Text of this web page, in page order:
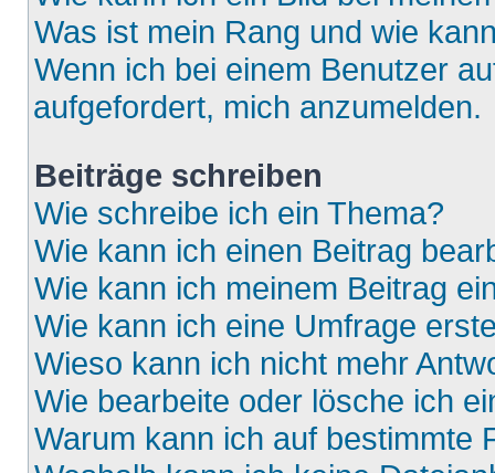
Was ist mein Rang und wie
Wenn ich bei einem Benutzer
aufgefordert, mich anzumelden.
Beiträge schreiben
Wie schreibe ich ein Thema?
Wie kann ich einen Beitrag
Wie kann ich meinem Beitrag
Wie kann ich eine Umfrage
Wieso kann ich nicht mehr
Wie bearbeite oder lösche ich
Warum kann ich auf bestimmte